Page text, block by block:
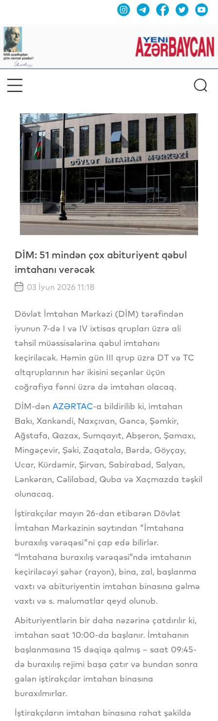
DİM: 51 mindən çox abituriyent qəbul
imtahanı verəcək
03 İyun 2026 11:18
Dövlət İmtahan Mərkəzi (DİM) tərəfindən
iyunun 7-də I və IV ixtisas qrupları üzrə ali
təhsil müəssisələrinə qəbul imtahanı
keçiriləcək. Həmin gün III qrup üzrə DT və TC
altqruplarının hər ikisini seçənlər üçün
coğrafiya fənni üzrə də imtahan olacaq.
DİM-dən AZƏRTAC-a bildirilib ki, imtahan
Bakı, Xankəndi, Naxçıvan, Gəncə, Şəmkir,
Ağstafa, Qazax, Sumqayıt, Abşeron, Şamaxı,
Mingəçevir, Şəki, Zaqatala, Bərdə, Göyçay,
Ucar, Kürdəmir, Şirvan, Sabirabad, Salyan,
Lənkəran, Cəlilabad, Quba və Xaçmazda təşkil
olunacaq.
İştirakçılar mayın 26-dan etibarən Dövlət
İmtahan Mərkəzinin saytından "İmtahana
buraxılış vərəqəsi"ni çap edə bilirlər.
“İmtahana buraxılış vərəqəsi”ndə imtahanın
keçiriləcəyi şəhər (rayon), bina, zal, başlanma
vaxtı və abituriyentin imtahan binasına gəlmə
vaxtı və s. məlumatlar qeyd olunub.
Abituriyentlərin bir daha nəzərinə çatdırılır ki,
imtahan saat 10:00-da başlanır. İmtahanın
başlanmasına 15 dəqiqə qalmış – saat 09:45-
də buraxılış rejimi başa çatır və bundan sonra
gələn iştirakçılar imtahan binasına
buraxılmırlar.
İştirakçıların imtahan binasına rahat şəkildə